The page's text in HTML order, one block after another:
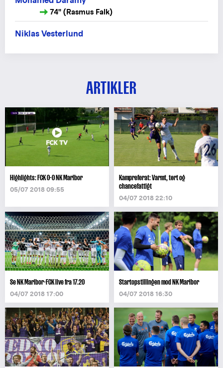
74" (Rasmus Falk)
Niklas Vesterlund
ARTIKLER
Highlights: FCK 0-0 NK Maribor
05/07 2018 09:55
Kampreferat: Varmt, tørt og
chancefattigt
04/07 2018 22:10
Se NK Maribor-FCK live fra 17.20
04/07 2018 17:00
Startopstillingen mod NK Maribor
04/07 2018 16:30